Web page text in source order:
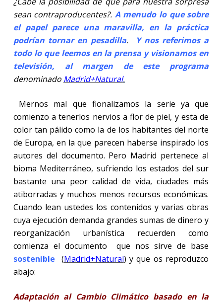
sean contraproducentes?. A menudo lo que sobre
el papel parece una maravilla, en la práctica
podrían tornar en pesadilla.
Y nos referimos a
todo lo que leemos en la prensa y visionamos en
televisión, al margen de este programa
denominado Madrid+Natural.
Mernos mal que fionalizamos la serie ya que
comienzo a tenerlos nervios a flor de piel, y esta de
color tan pálido como la de los habitantes del norte
de Europa, en la que parecen haberse inspirado los
autores del documento. Pero Madrid pertenece al
bioma Mediterráneo, sufriendo los estados del sur
bastante una peor calidad de vida, ciudades más
atiborradas y muchos menos recursos económicas.
Cuando lean ustedes los contenidos y varias obras
cuya ejecución demanda grandes sumas de dinero y
reorganización urbanística recuerden como
comienza el documento que nos sirve de base
sostenible
(Madrid+Natural) y que os reproduzco
abajo:
Adaptación al Cambio Climático basado en la